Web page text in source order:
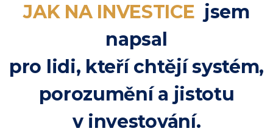
JAK NA INVESTICE jsem
napsal
pro lidi, kteří chtějí systém,
porozumění a jistotu
v investování.